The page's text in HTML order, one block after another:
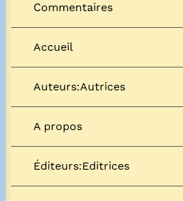
Commentaires
Accueil
Auteurs:Autrices
A propos
Éditeurs:Editrices